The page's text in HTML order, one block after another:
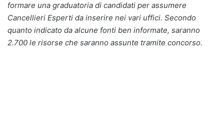
formare una graduatoria di candidati per assumere
Cancellieri Esperti da inserire nei vari uffici. Secondo
quanto indicato da alcune fonti ben informate, saranno
2.700 le risorse che saranno assunte tramite concorso.